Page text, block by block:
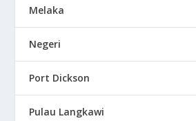
Melaka
Negeri
Port Dickson
Pulau Langkawi